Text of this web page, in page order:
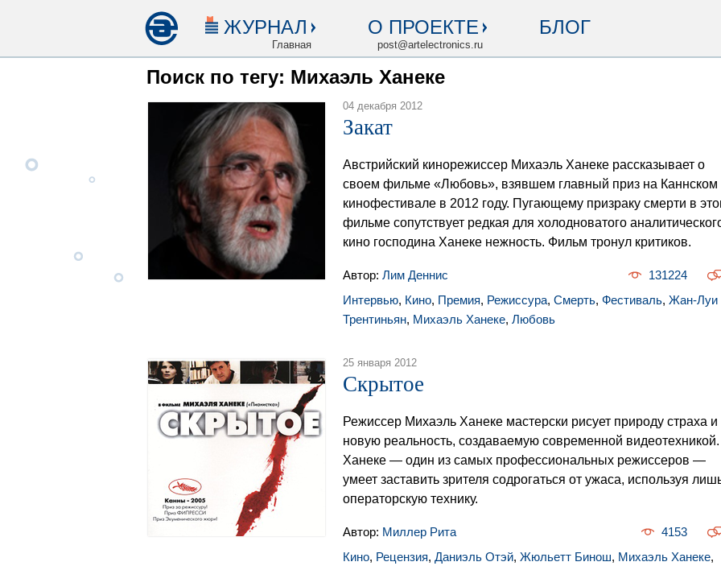
ЖУРНАЛ
Главная
О ПРОЕКТЕ
post@artelectronics.ru
БЛОГ
Поиск по тегу: Михаэль Ханеке
04 декабря 2012
Закат
Австрийский кинорежиссер Михаэль Ханеке рассказывает о
своем фильме «Любовь», взявшем главный приз на Каннском
кинофестивале в 2012 году. Пугающему призраку смерти в
фильме сопутствует редкая для холодноватого
кино господина Ханеке нежность. Фильм тронул критиков.
Автор: Лим Деннис
131224
Интервью, Кино, Премия, Режиссура, Смерть, Фестиваль, Жан-Луи
Трентиньян, Михаэль Ханеке, Любовь
25 января 2012
Скрытое
Режиссер Михаэль Ханеке мастерски рисует природу страха и
новую реальность, создаваемую современной видеотехникой.
Ханеке — один из самых профессиональных режиссеров —
умеет заставить зрителя содрогаться от ужаса, используя
операторскую технику.
Автор: Миллер Рита
4153
Кино, Рецензия, Даниэль Отэй, Жюльетт Бинош, Михаэль Ханеке,